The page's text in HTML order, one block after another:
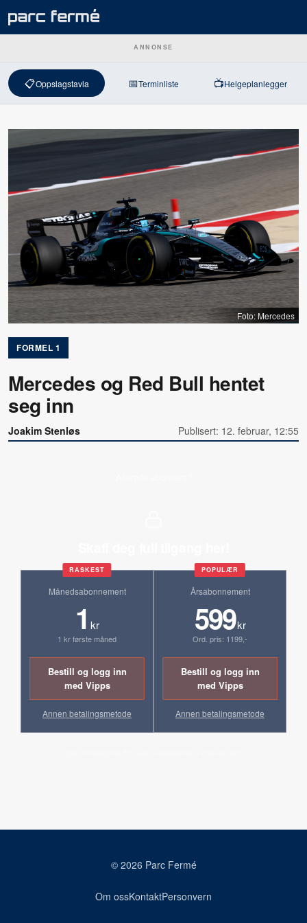
ANNONSE
📋Oppslagstavla 📅Terminliste 📺Helgeplanlegger
Foto: Mercedes
FORMEL 1
Mercedes og Red Bull hentet
seg inn
Joakim Stenløs Publisert: 12. februar, 12:55
RASKEST
Månedsabonnement
1 kr
1 kr første måned
Bestill og logg inn
med Vipps
Annen betalingsmetode
POPULÆR
Årsabonnement
599kr
Ord. pris: 1199,-
Bestill og logg inn
med Vipps
Annen betalingsmetode
© 2026 Parc Fermé
Om ossKontaktPersonvern